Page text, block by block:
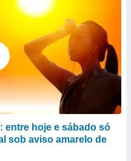
entre hoje e sábado só
sob aviso amarelo de